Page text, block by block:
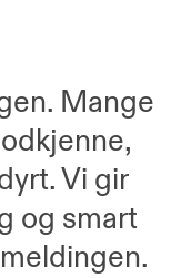
Mange
Vi gir
og smart